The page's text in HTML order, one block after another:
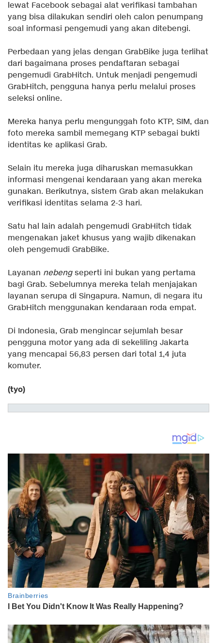
lewat Facebook sebagai alat verifikasi tambahan
yang bisa dilakukan sendiri oleh calon penumpang
soal informasi pengemudi yang akan ditebengi.
Perbedaan yang jelas dengan GrabBike juga terlihat
dari bagaimana proses pendaftaran sebagai
pengemudi GrabHitch. Untuk menjadi pengemudi
GrabHitch, pengguna hanya perlu melalui proses
seleksi online.
Mereka hanya perlu mengunggah foto KTP, SIM, dan
foto mereka sambil memegang KTP sebagai bukti
identitas ke aplikasi Grab.
Selain itu mereka juga diharuskan memasukkan
informasi mengenai kendaraan yang akan mereka
gunakan. Berikutnya, sistem Grab akan melakukan
verifikasi identitas selama 2-3 hari.
Satu hal lain adalah pengemudi GrabHitch tidak
mengenakan jaket khusus yang wajib dikenakan
oleh pengemudi GrabBike.
Layanan nebengseperti ini bukan yang pertama
bagi Grab. Sebelumnya mereka telah menjajakan
layanan serupa di Singapura. Namun, di negara itu
GrabHitch menggunakan kendaraan roda empat.
Di Indonesia, Grab mengincar sejumlah besar
pengguna motor yang ada di sekeliling Jakarta
yang mencapai 56,83 persen dari total 1,4 juta
komuter.
(tyo)